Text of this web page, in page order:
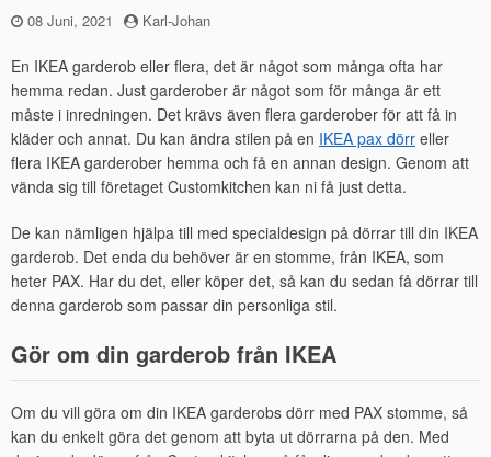
Publicerad
08 Juni, 2021 by
Karl-Johan
En IKEA garderob eller flera, det är något som många ofta har
hemma redan. Just garderober är något som för många är ett
måste i inredningen. Det krävs även flera garderober för att få in
kläder och annat. Du kan ändra stilen på​ en IKEA pax dörr eller
flera IKEA garderober hemma och få en annan design. Genom att
vända sig till företaget Customkitchen kan ni få just detta.
De kan nämligen hjälpa till med specialdesign på dörrar till din IKEA
garderob. Det enda du behöver är en stomme, från IKEA, som
heter PAX. Har du det, eller köper det, så kan du sedan få dörrar till
denna garderob som passar din personliga stil.
Gör om din garderob från IKEA
Om du vill göra om din IKEA garderobs dörr med PAX stomme, så
kan du enkelt göra det genom att byta ut dörrarna på den. Med